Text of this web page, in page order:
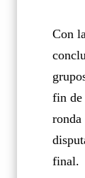
Con
fin de
ronda
final.